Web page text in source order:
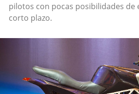
pilotos con pocas posibilidades de
corto plazo.